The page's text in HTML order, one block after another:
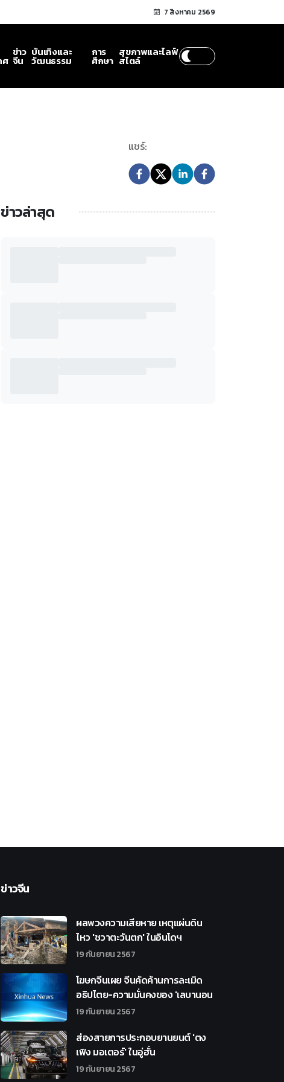
7 สิงหาคม 2569
ศ
ข่าว
จีน
บันเทิงและ
วัฒนธรรม
การ
ศึกษา
สุขภาพและไลฟ์
สไตล์
แชร์:
ข่าวล่าสุด
ข่าวจีน
ผลพวงความเสียหาย เหตุแผ่นดิน
ไหว 'ชวาตะวันตก' ในอินโดฯ
19 กันยายน 2567
โฆษกจีนเผย จีนคัดค้านการละเมิด
อธิปไตย-ความมั่นคงของ 'เลบานอน
19 กันยายน 2567
ส่องสายการประกอบยานยนต์ 'ตง
เฟิง มอเตอร์' ในอู่ฮั่น
19 กันยายน 2567